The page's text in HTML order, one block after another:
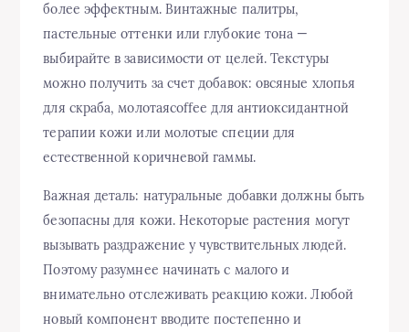
более эффектным. Винтажные палитры,
пастельные оттенки или глубокие тона —
выбирайте в зависимости от целей. Текстуры
можно получить за счет добавок: овсяные хлопья
для скраба, молотаяcoffee для антиоксидантной
терапии кожи или молотые специи для
естественной коричневой гаммы.
Важная деталь: натуральные добавки должны быть
безопасны для кожи. Некоторые растения могут
вызывать раздражение у чувствительных людей.
Поэтому разумнее начинать с малого и
внимательно отслеживать реакцию кожи. Любой
новый компонент вводите постепенно и